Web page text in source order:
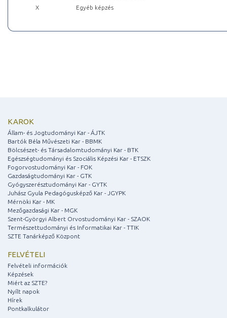
X
Egyéb képzés
KAROK
Állam- és Jogtudományi Kar - ÁJTK
Bartók Béla Művészeti Kar - BBMK
Bölcsészet- és Társadalomtudományi Kar - BTK
Egészségtudományi és Szociális Képzési Kar - ETSZK
Fogorvostudományi Kar - FOK
Gazdaságtudományi Kar - GTK
Gyógyszerésztudományi Kar - GYTK
Juhász Gyula Pedagógusképző Kar - JGYPK
Mérnöki Kar - MK
Mezőgazdasági Kar - MGK
Szent-Györgyi Albert Orvostudományi Kar - SZAOK
Természettudományi és Informatikai Kar - TTIK
SZTE Tanárképző Központ
FELVÉTELI
Felvételi információk
Képzések
Miért az SZTE?
Nyílt napok
Hírek
Pontkalkulátor